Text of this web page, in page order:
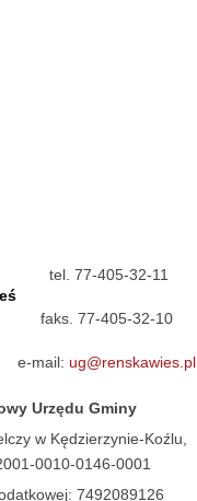
tel. 77-405-32-11
faks. 77-405-32-10
e-mail: ug@renskawies.pl
Urzędu Gminy
w Kędzierzynie-Koźlu,
0010-0146-0001
7492089126